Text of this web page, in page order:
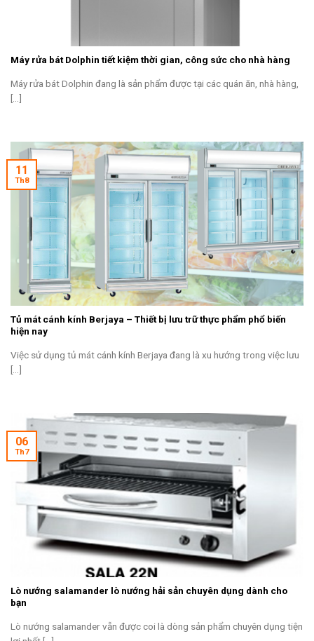
Máy rửa bát Dolphin tiết kiệm thời gian, công sức cho nhà hàng
Máy rửa bát Dolphin đang là sản phẩm được tại các quán ăn, nhà hàng,
[...]
Tủ mát cánh kính Berjaya – Thiết bị lưu trữ thực phẩm phổ biến
hiện nay
Việc sử dụng tủ mát cánh kính Berjaya đang là xu hướng trong việc lưu
[...]
11
Th8
Lò nướng salamander lò nướng hải sản chuyên dụng dành cho
bạn
Lò nướng salamander vẫn được coi là dòng sản phẩm chuyên dụng tiện
06
Th7